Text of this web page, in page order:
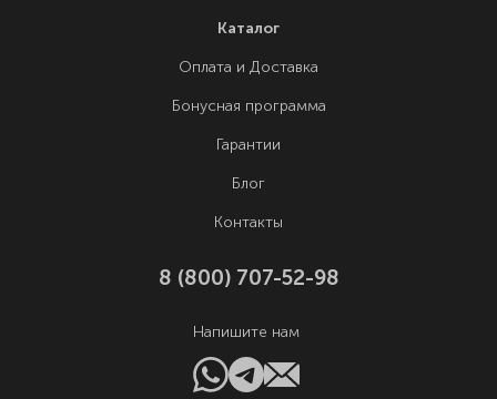
Каталог
Оплата и Доставка
Бонусная программа
Гарантии
Блог
Контакты
8 (800) 707-52-98
Напишите нам